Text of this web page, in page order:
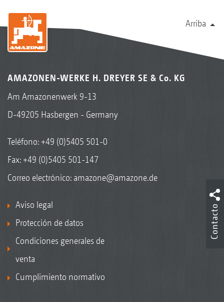
Arriba
AMAZONEN-WERKE H. DREYER SE & Co. KG
Am Amazonenwerk 9-13
D-49205 Hasbergen - Germany
Teléfono:+49 (0)5405 501-0
Fax: +49 (0)5405 501-147
Correo electrónico: amazone@amazone.de
Aviso legal
Protección de datos
Condiciones generales de
venta
Cumplimiento normativo
Contacto